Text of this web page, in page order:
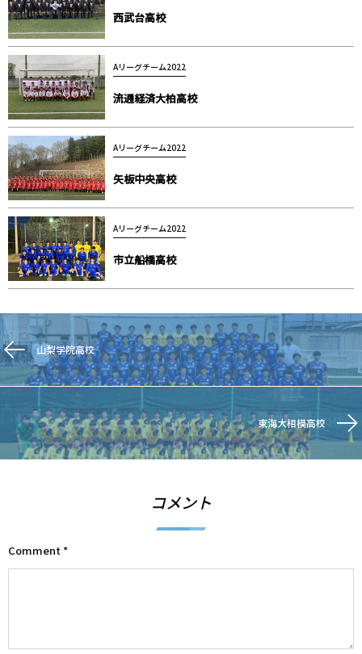
⻄武台⾼校
Aリーグチーム2022
流通経済⼤柏⾼校
Aリーグチーム2022
⽮板中央⾼校
Aリーグチーム2022
市⽴船橋⾼校
⼭梨学院⾼校
東海⼤相模⾼校
コメント
Comment*